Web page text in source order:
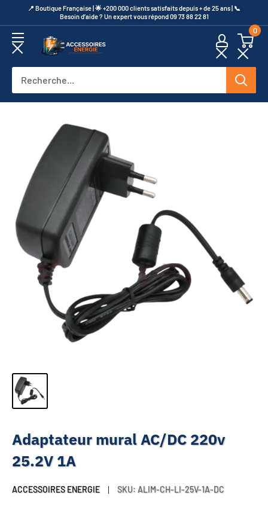
au
contenu
​📍​ Boutique Française | 🌟 +200 000 clients satisfaits depuis + de 25 ans | 📞​
Besoin d’aide ? Un expert vous répond 09 73 88 22 81
Accessoires
0
Adaptateur mural AC/DC 220v
25.2V 1A
ACCESSOIRES ENERGIE SKU: ALIM-CH-LI-25V-1A-DC